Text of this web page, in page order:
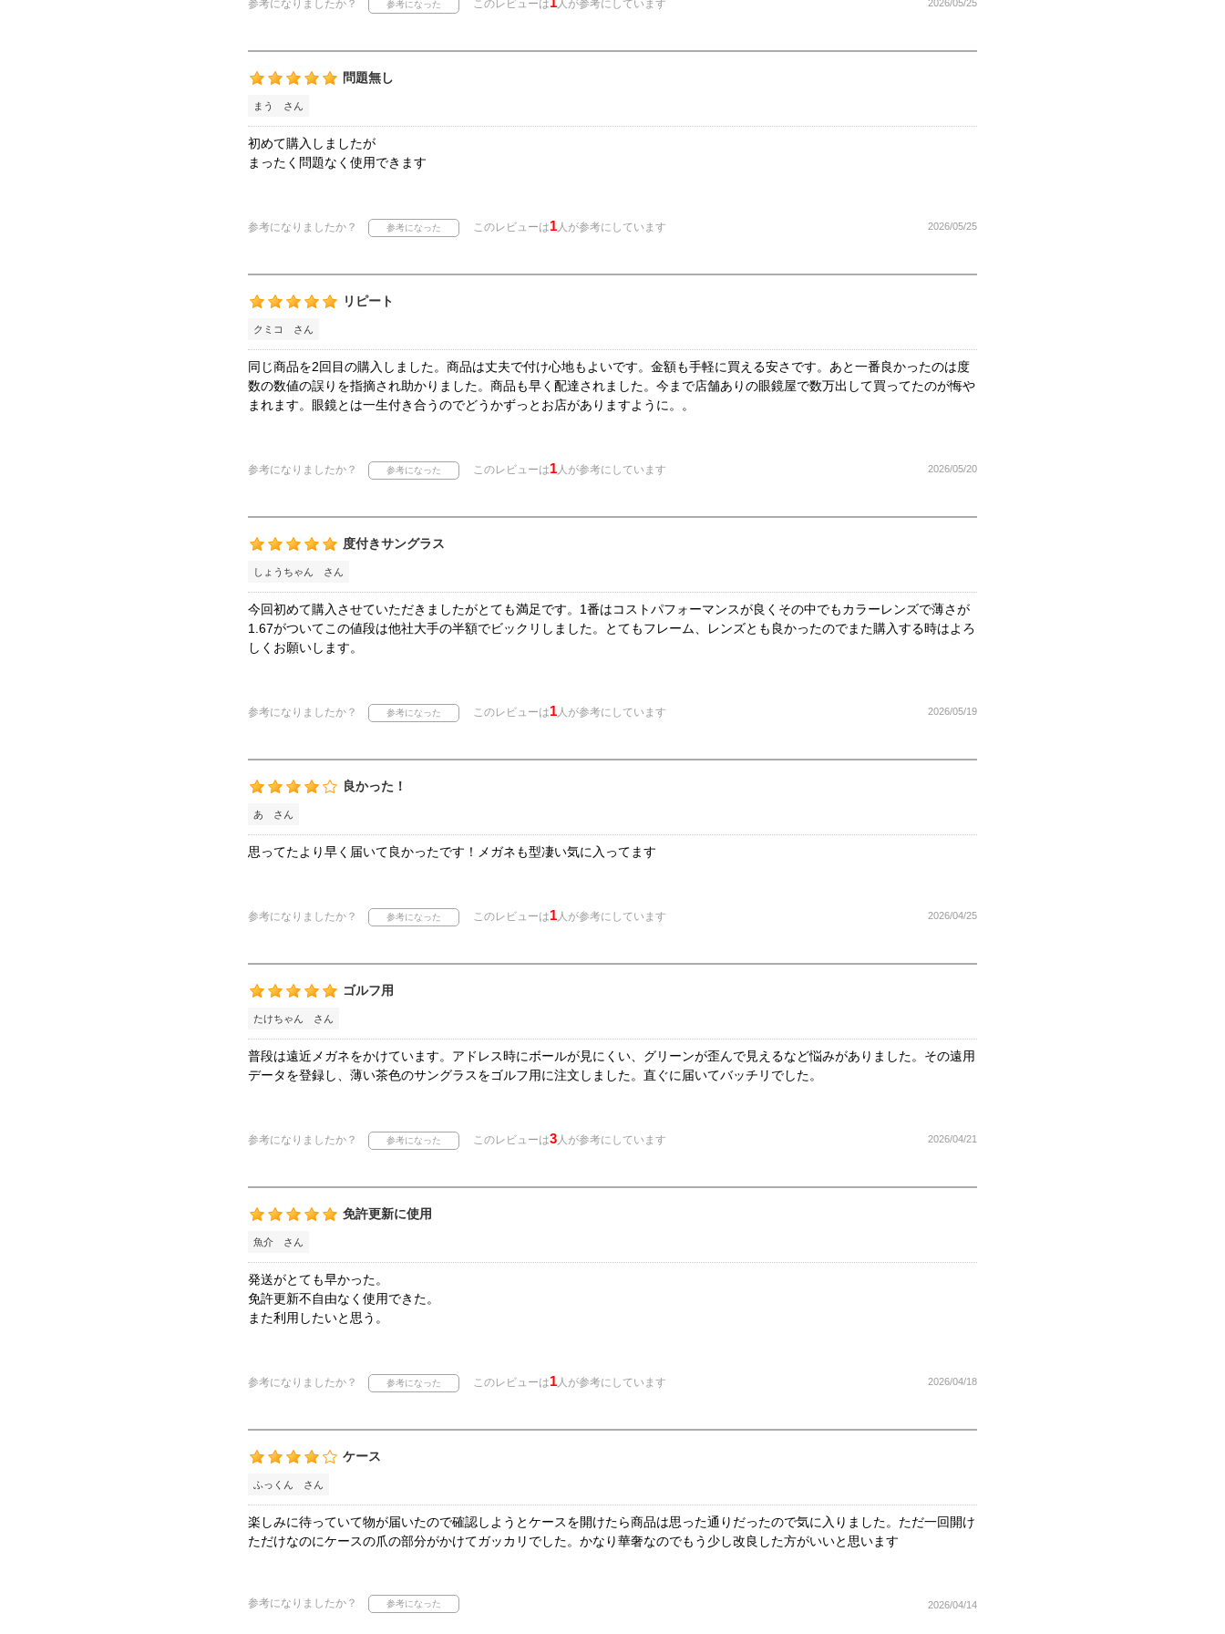
参考になりましたか？ このレビューは 人が参考にしています 2026/05/25
問題無し
まう さん
初めて購入しましたが
まったく問題なく使用できます
参考になりましたか？ このレビューは1人が参考にしています 2026/05/25
リピート
クミコ さん
同じ商品を2回目の購入しました。商品は丈夫で付け心地もよいです。金額も手軽に買える安さです。あと一番良かったのは度
数の数値の誤りを指摘され助かりました。商品も早く配達されました。今まで店舗ありの眼鏡屋で数万出して買ってたのが悔や
まれます。眼鏡とは一生付き合うのでどうかずっとお店がありますように。。
参考になりましたか？ このレビューは1人が参考にしています 2026/05/20
度付きサングラス
しょうちゃん さん
今回初めて購入させていただきましたがとても満足です。1番はコストパフォーマンスが良くその中でもカラーレンズで薄さが
1.67がついてこの値段は他社大手の半額でビックリしました。とてもフレーム、レンズとも良かったのでまた購入する時はよろ
しくお願いします。
参考になりましたか？ このレビューは1人が参考にしています 2026/05/19
良かった！
あ さん
思ってたより早く届いて良かったです！メガネも型凄い気に入ってます
参考になりましたか？ このレビューは1人が参考にしています 2026/04/25
ゴルフ用
たけちゃん さん
普段は遠近メガネをかけています。アドレス時にボールが見にくい、グリーンが歪んで見えるなど悩みがありました。その遠用
データを登録し、薄い茶色のサングラスをゴルフ用に注文しました。直ぐに届いてバッチリでした。
参考になりましたか？ このレビューは3人が参考にしています 2026/04/21
免許更新に使用
魚介 さん
発送がとても早かった。
免許更新不自由なく使用できた。
また利用したいと思う。
参考になりましたか？ このレビューは1人が参考にしています 2026/04/18
ケース
ふっくん さん
楽しみに待っていて物が届いたので確認しようとケースを開けたら商品は思った通りだったので気に入りました。ただ一回開け
ただけなのにケースの爪の部分がかけてガッカリでした。かなり華奢なのでもう少し改良した方がいいと思います
参考になりましたか？ 2026/04/14